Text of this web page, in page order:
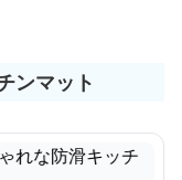
ンマット